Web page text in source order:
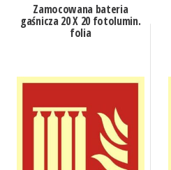
Zamocowana bateria
gaśnicza 20 X 20 fotolumin.
folia